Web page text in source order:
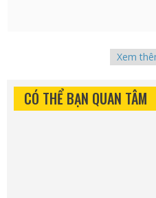
Xem
CÓ THỂ BẠN QUAN TÂM